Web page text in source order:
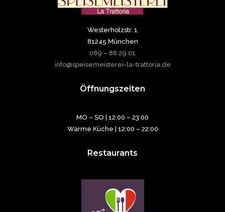
Westerholzstr. 1
81245 München
089 – 88 29 01
info@speisemeisterei-la-trattoria.de
Öffnungszeiten
MO – SO | 12:00 – 23:00
Warme Küche | 12:00 – 22:00
Restaurants